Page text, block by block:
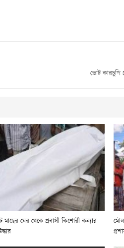
ভোট কারচুপি
মাছের ঘের থেকে প্রবাসী কিশোরী কন্যার